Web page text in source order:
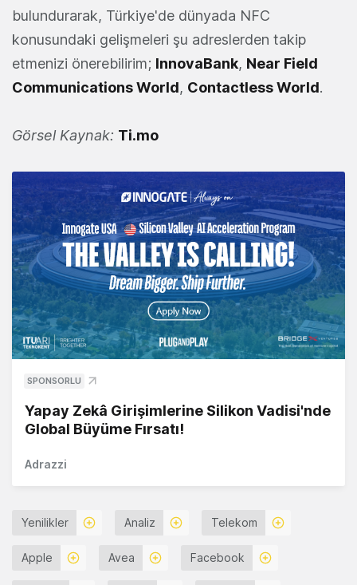
bulundurarak, Türkiye'de dünyada NFC
konusundaki gelişmeleri şu adreslerden takip
etmenizi önerebilirim; InnovaBank, Near Field
Communications World, Contactless World.
Görsel Kaynak: Ti.mo
SPONSORLU
Yapay Zekâ Girişimlerine Silikon Vadisi'nde
Global Büyüme Fırsatı!
Adrazzi
Yenilikler Analiz Telekom
Apple Avea Facebook